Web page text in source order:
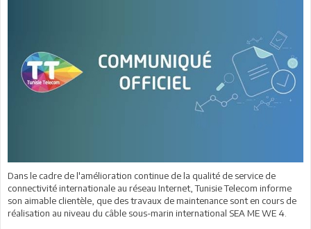
Dans le cadre de l'amélioration continue de la qualité de service de
connectivité internationale au réseau Internet, Tunisie Telecom informe
son aimable clientèle, que des travaux de maintenance sont en cours de
réalisation au niveau du câble sous-marin international SEA ME WE 4.